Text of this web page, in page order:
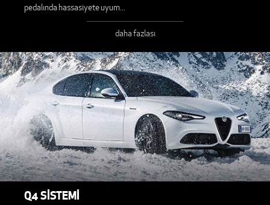
pedalında hassasiyete uyum...
daha fazlası
Q4 SİSTEMİ